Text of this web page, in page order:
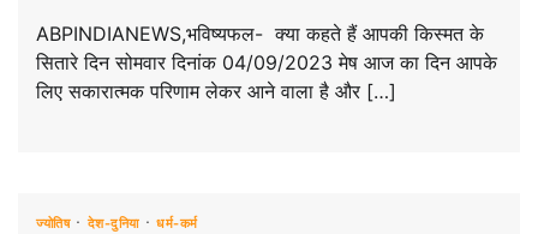
ABPINDIANEWS,भविष्यफल- क्या कहते हैं आपकी किस्मत के
सितारे दिन सोमवार दिनांक 04/09/2023 मेष आज का दिन आपके
लिए सकारात्मक परिणाम लेकर आने वाला है और […]
ज्योतिष देश-दुनिया धर्म-कर्म